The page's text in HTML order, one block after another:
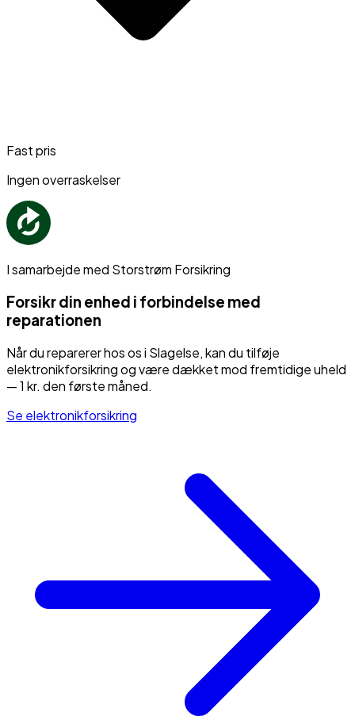
Fast pris
Ingen overraskelser
I samarbejde med Storstrøm Forsikring
Forsikr din enhed i forbindelse med
reparationen
Når du reparerer hos os i Slagelse, kan du tilføje
elektronikforsikring og være dækket mod fremtidige uheld
— 1 kr. den første måned.
Se elektronikforsikring